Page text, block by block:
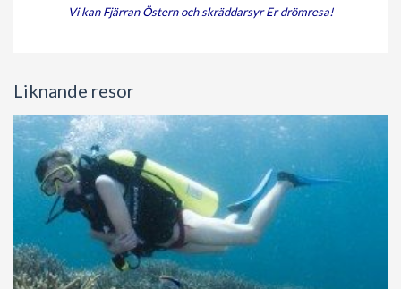
Vi kan Fjärran Östern och skräddarsyr Er drömresa!
Liknande resor